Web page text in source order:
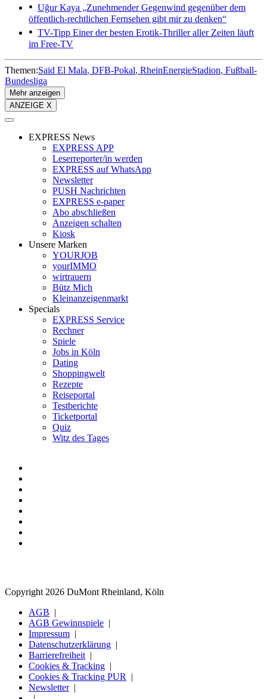
Uğur Kaya „Zunehmender Gegenwind gegenüber dem
öffentlich-rechtlichen Fernsehen gibt mir zu denken“
TV-Tipp Einer der besten Erotik-Thriller aller Zeiten läuft
im Free-TV
Themen:Said El Mala DFB-Pokal RheinEnergieStadion Fußball-
Bundesliga
Mehr anzeigen
ANZEIGE X
EXPRESS News
EXPRESS APP
Leserreporter/in werden
EXPRESS auf WhatsApp
Newsletter
PUSH Nachrichten
EXPRESS e-paper
Abo abschließen
Anzeigen schalten
Kiosk
Unsere Marken
YOURJOB
yourIMMO
wirtrauern
Bütz Mich
Kleinanzeigenmarkt
Specials
EXPRESS Service
Rechner
Spiele
Jobs in Köln
Dating
Shoppingwelt
Rezepte
Reiseportal
Testberichte
Ticketportal
Quiz
Witz des Tages
Copyright 2026 DuMont Rheinland, Köln
AGB
AGB Gewinnspiele
Impressum
Datenschutzerklärung
Barrierefreiheit
Cookies & Tracking
Cookies & Tracking PUR
Newsletter